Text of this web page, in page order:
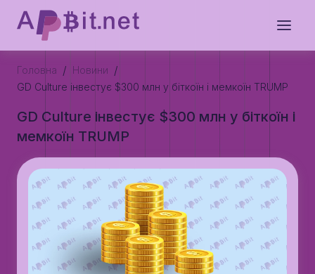
Головна / Новини /
GD Culture інвестує $300 млн у біткоїн і мемкоїн TRUMP
GD Culture інвестує $300 млн у біткоїн і
мемкоїн TRUMP